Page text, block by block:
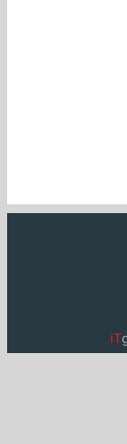
iT